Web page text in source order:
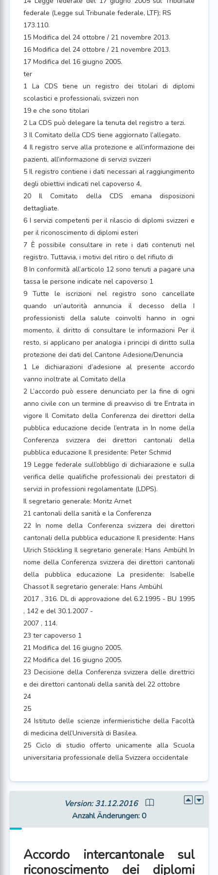
federale (Legge sul Tribunale federale, LTF); RS
173.110.
15 Modifica del 24 ottobre / 21 novembre 2013.
16 Modifica del 24 ottobre / 21 novembre 2013.
17 Modifica del 16 giugno 2005.
ter
1 La CDS tiene un registro dei titolari di diplomi
scolastici e professionali, svizzeri non
19 e che sono titolari
2 La CDS può delegare la tenuta del registro a terzi.
3 Il Comitato della CDS tiene aggiornato l’allegato.
4 Il registro serve alla protezione e all’informazione dei
pazienti, all’informazione di servizi svizzeri
5 Il registro contiene i dati necessari al raggiungimento
degli obiettivi indicati nel capoverso 4,
20 Il Comitato della CDS emana disposizioni
dettagliate.
6 I servizi competenti per il rilascio di diplomi svizzeri e
per il riconoscimento di diplomi esteri
7 È possibile consultare in rete i dati contenuti nel
registro. Tuttavia, i motivi del ritiro o del rifiuto di
8 In conformità all’articolo 12 sono tenuti a pagare una
tassa le persone indicate nel capoverso 1
9 Tutte le iscrizioni nel registro sono cancellate
quando un’autorità annuncia il decesso della I
professionisti della salute coinvolti hanno in ogni
momento, il diritto di consultare le informazioni Per il
resto, si applicano per analogia i principi di diritto sulla
protezione dei dati del Cantone Adesione/Denuncia
1 Le dichiarazioni d’adesione al presente accordo
vanno inoltrate al Comitato della
2 L’accordo può essere denunciato per la fine di ogni
anno civile con un termine di preavviso di tre Entrata in
vigore Il Comitato della Conferenza dei direttori della
pubblica educazione decide l’entrata in In nome della
Conferenza svizzera dei direttori cantonali della
pubblica educazione Il presidente: Peter Schmid
19 Legge federale sull’obbligo di dichiarazione e sulla
verifica delle qualifiche professionali dei prestatori di
servizi in professioni regolamentate (LDPS).
Il segretario generale: Moritz Arnet
21 cantonali della sanità e la Conferenza
22 In nome della Conferenza svizzera dei direttori
cantonali della pubblica educazione Il presidente: Hans
Ulrich Stöckling Il segretario generale: Hans Ambühl In
nome della Conferenza svizzera dei direttori cantonali
della pubblica educazione La presidente: Isabelle
Chassot Il segretario generale: Hans Ambühl
2017 , 316. DL di approvazione del 6.2.1995 - BU 1995
, 142 e del 30.1.2007 -
2007 , 114.
23 ter capoverso 1
21 Modifica del 16 giugno 2005.
22 Modifica del 16 giugno 2005.
23 Decisione della Conferenza svizzera delle direttrici
e dei direttori cantonali della sanità del 22 ottobre
24
25
24 Istituto delle scienze infermieristiche della Facoltà
di medicina dell’Università di Basilea.
25 Ciclo di studio offerto unicamente alla Scuola
universitaria professionale della Svizzera occidentale
Version: 31.12.2016
Anzahl Änderungen: 0
Accordo intercantonale sul
riconoscimento dei diplomi